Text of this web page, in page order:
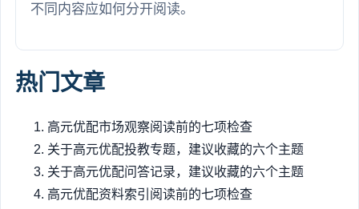
不同内容应如何分开阅读。
热门文章
高元优配市场观察阅读前的七项检查
关于高元优配投教专题，建议收藏的六个主题
关于高元优配问答记录，建议收藏的六个主题
高元优配资料索引阅读前的七项检查